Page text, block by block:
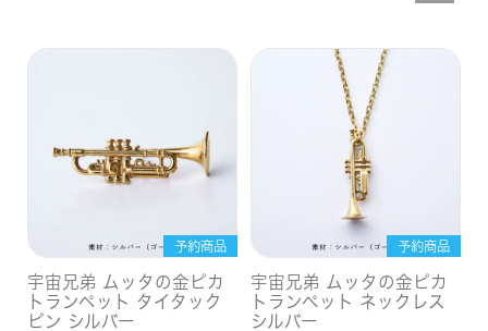
予約商品
宇宙兄弟 ムッタの金ピカ
トランペット タイタック
ピン シルバー
予約商品
宇宙兄弟 ムッタの金ピカ
トランペット ネックレス
シルバー